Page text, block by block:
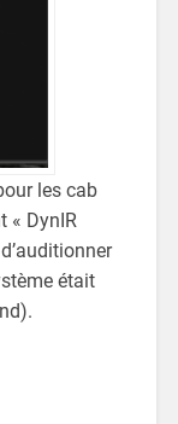
les cab
« DynIR
était